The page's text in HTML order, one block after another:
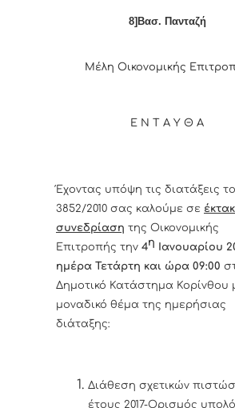
8]Βασ. Πανταζή
Μέλη Οικονομικής
Ε Ν Τ Α Υ Θ Α
Έχοντας υπόψη τις διατάξεις
3852/2010 σας καλούμε σε
συνεδρίαση της Οικονομικής
Επιτροπής την 4η Ιανουαρίου
ημέρα Τετάρτη και ώρα 09:00
Δημοτικό Κατάστημα Κορίνθου
μοναδικό θέμα της ημερήσιας
διάταξης:
Διάθεση σχετικών
έτους 2017-Ορισμός